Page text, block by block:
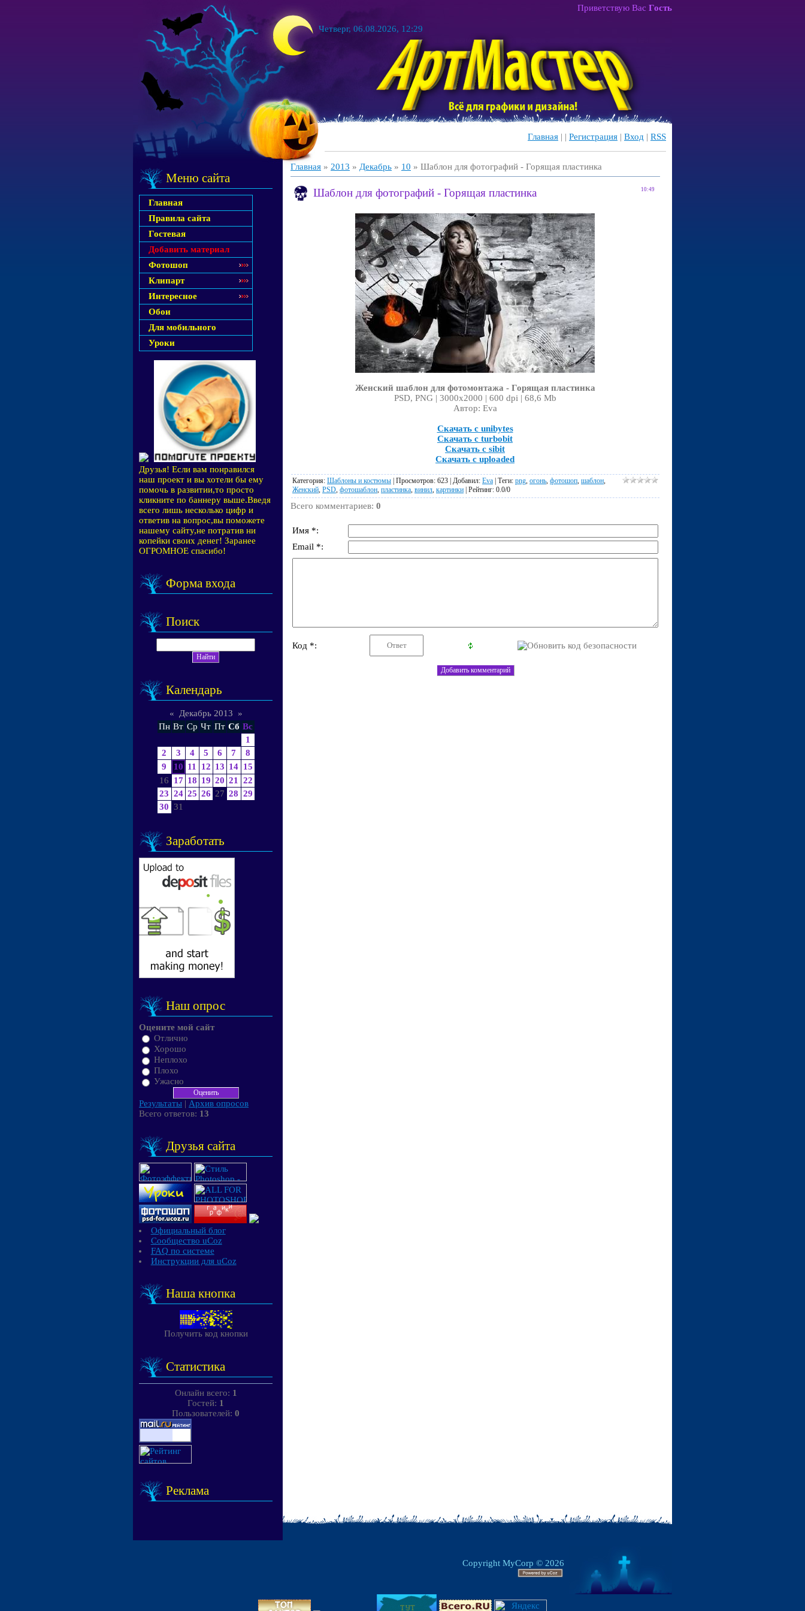
Четверг, 06.08.2026, 12:29
Приветствую Вас Гость
Главная | | Регистрация | Вход | RSS
Меню сайта
Главная
Правила сайта
Гостевая
Добавить материал
Фотошоп
Клипарт
Интересное
Обои
Для мобильного
Уроки
Друзья! Если вам понравился
наш проект и вы хотели бы ему
помочь в развитии,то просто
кликните по баннеру выше.Введя
всего лишь несколько цифр и
ответив на вопрос,вы поможете
нашему сайту,не потратив ни
копейки своих денег! Заранее
ОГРОМНОЕ спасибо!
Форма входа
Поиск
Календарь
« Декабрь 2013
»
Пн Вт Ср Чт Пт Сб Вс
1
2
3 4 5 6 7
8
9
10 11 12 13 14 15
16
17 18 19 20 21
22
23 24 25 26 27 28 29
30 31
Заработать
Наш опрос
Оцените мой сайт
Отлично
Хорошо
Неплохо
Плохо
Ужасно
Результаты | Архив опросов
Всего ответов: 13
Друзья сайта
Официальный блог
Сообщество uCoz
FAQ по системе
Инструкции для uCoz
Наша кнопка
Получить код кнопки
Статистика
Онлайн всего: 1
Гостей: 1
Пользователей: 0
Реклама
Главная » 2013 » Декабрь » 10 » Шаблон для фотографий - Горящая пластинка
10:49
Шаблон для фотографий - Горящая пластинка
Женский шаблон для фотомонтажа - Горящая пластинка
PSD, PNG | 3000x2000 | 600 dpi | 68,6 Mb
Автор: Eva
Скачать с unibytes
Скачать с turbobit
Скачать с sibit
Скачать с uploaded
Категория: Шаблоны и костюмы | Просмотров: 623 | Добавил: Eva | Теги: png огонь фотошоп шаблон
Женский PSD фотошаблон пластинка винил картинки | Рейтинг: 0.0/0
Всего комментариев: 0
Имя *:
Email *:
Код *:
Copyright MyCorp © 2026